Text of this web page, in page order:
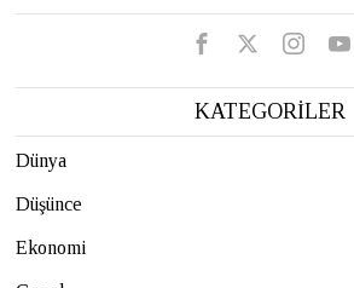
KATEGORİLER
Dünya
Düşünce
Ekonomi